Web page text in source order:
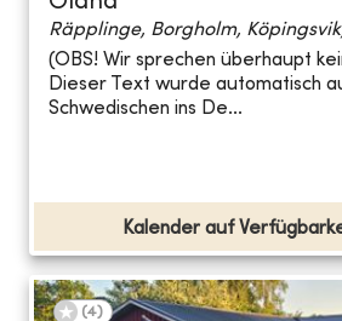
Räpplinge, Borgholm,
(OBS! Wir sprechen überhaupt
Dieser Text wurde automatisch
Schwedischen ins De...
Kalender auf
(4)